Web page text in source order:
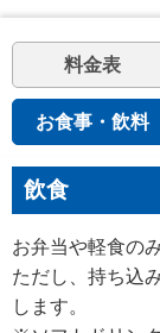
料金表
お食事・飲料
飲食
お弁当や軽食の
ただし、持ち込
します。